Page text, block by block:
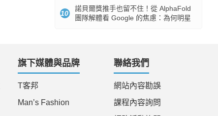
10
諾貝爾獎推手也留不住！從 AlphaFold
團隊解體看 Google 的焦慮：為何明星
旗下媒體與品牌
T客邦
Man’s Fashion
聯絡我們
網站內容勘誤
課程內容詢問